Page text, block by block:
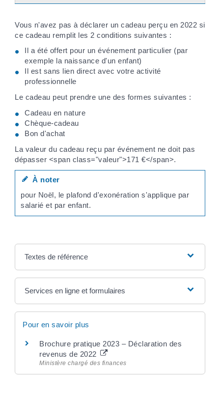
Vous n'avez pas à déclarer un cadeau perçu en 2022 si
ce cadeau remplit les 2 conditions suivantes :
Il a été offert pour un événement particulier (par
exemple la naissance d'un enfant)
Il est sans lien direct avec votre activité
professionnelle
Le cadeau peut prendre une des formes suivantes :
Cadeau en nature
Chèque-cadeau
Bon d'achat
La valeur du cadeau reçu par événement ne doit pas
dépasser <span class="valeur">171 €</span>.
À noter
pour Noël, le plafond d'exonération s'applique par
salarié et par enfant.
Textes de référence
Services en ligne et formulaires
Pour en savoir plus
Brochure pratique 2023 – Déclaration des
revenus de 2022
Ministère chargé des finances